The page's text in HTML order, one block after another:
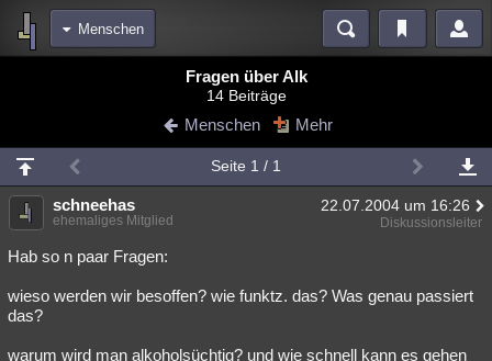
Menschen
Blogs
Chat Wiki Neuigkeiten
meine Rubriken
Menschen Wissenschaft Mystery Kriminalfälle
Spiritualität Verschwörungen
Natur Umfragen Unterhaltung
Fragen über Alk
14 Beiträge
Menschen Mehr
Seite 1 / 1
schneehas 22.07.2004 um 16:26
ehemaliges Mitglied Diskussionsleiter
Hab so n paar Fragen:
wieso werden wir besoffen? wie funktz. das? Was genau passiert
das?
warum wird man alkoholsüchtig? und wie schnell kann es gehen